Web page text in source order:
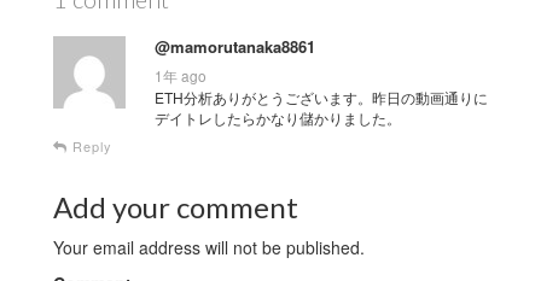
@mamorutanaka8861
1年 ago
ETH分析ありがとうございます。昨日の動画通りに
デイトレしたらかなり儲かりました。
Reply
Add your comment
Your email address will not be published.